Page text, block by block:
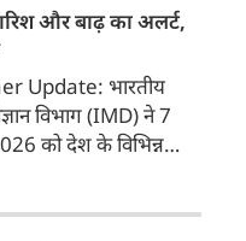
जान जा चुकी है। इस बीच
मुख्‍यमंत्री हेमंत सोरेन ने
पीड़ितों की सहायता के
रुपए देने की घोषणा
और बाढ़ का अलर्ट,
Update: भारतीय
विभाग (IMD) ने 7
को देश के विभिन्न
हिस्सों में मूसलाधार